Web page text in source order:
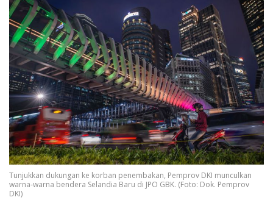
Tunjukkan dukungan ke korban penembakan, Pemprov DKI munculkan
warna-warna bendera Selandia Baru di JPO GBK. (Foto: Dok. Pemprov
DKI)